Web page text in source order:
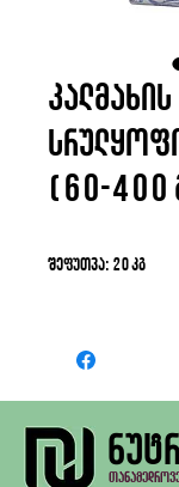
კალმახის
(60-400
შეფუთვა: 20 კგ